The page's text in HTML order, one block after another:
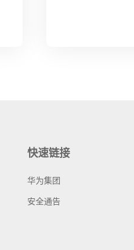
快速链接
华为集团
安全通告